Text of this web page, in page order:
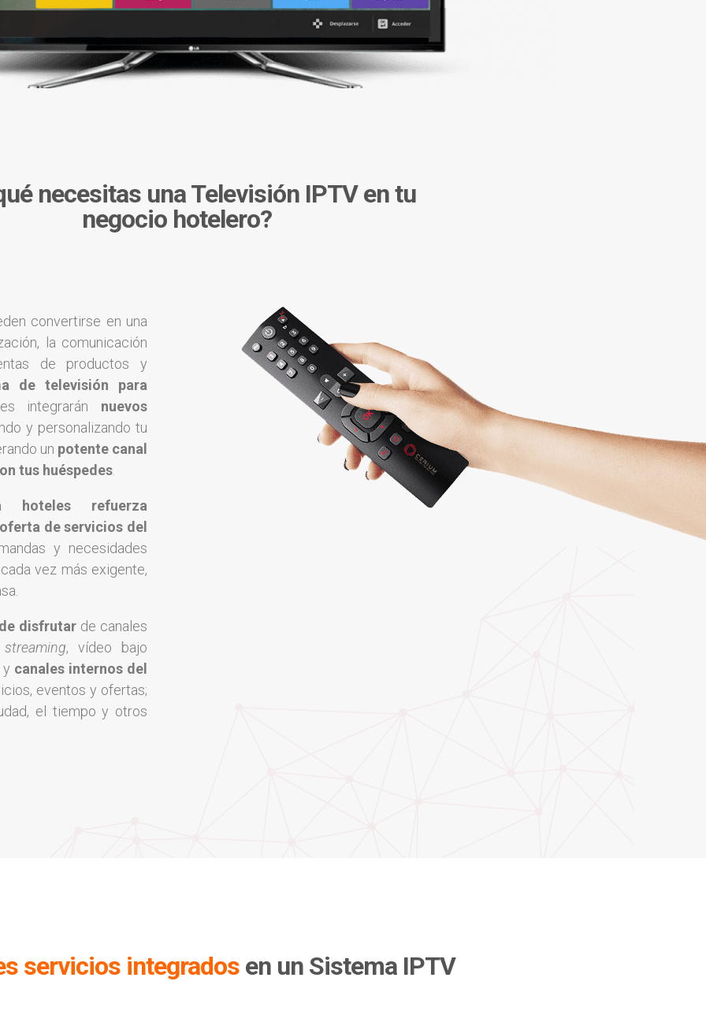
necesitas una Televisión IPTV en tu
negocio hotelero?
convertirse en una
la comunicación
de productos y
de televisión para
integrarán nuevos
y personalizando tu
un potente canal
tus huéspedes
hoteles refuerza
de servicios del
y necesidades
vez más exigente,
disfrutar de canales
streaming, vídeo bajo
canales internos del
eventos y ofertas;
el tiempo y otros
servicios integradosen un Sistema IPTV